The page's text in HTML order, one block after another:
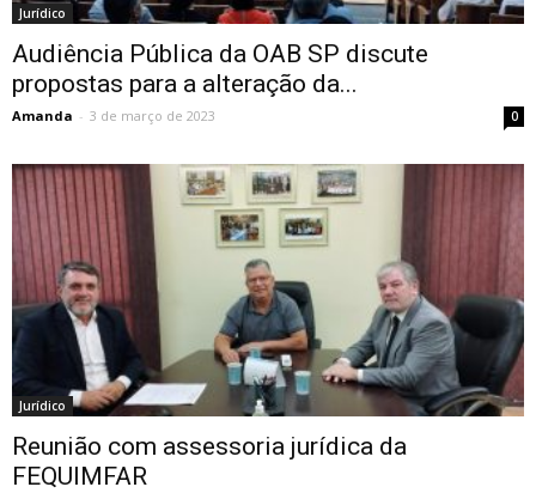
Jurídico
Audiência Pública da OAB SP discute
propostas para a alteração da...
Amanda - 3 de março de 2023 0
Jurídico
Reunião com assessoria jurídica da
FEQUIMFAR